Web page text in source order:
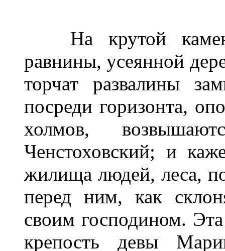
На крутой
равнины, усеянной
торчат развалины
посреди горизонта,
холмов,
Ченстоховский; и
жилища людей, леса,
перед ним, как
своим господином.
крепость девы